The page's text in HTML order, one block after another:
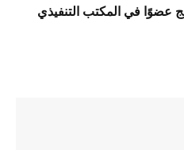
عضوًا في المكتب التنفيذي